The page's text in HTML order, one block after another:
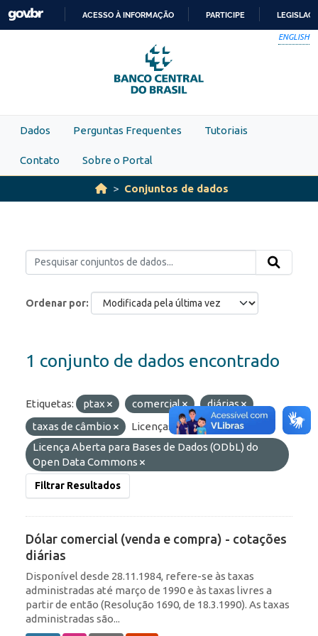
Skip to main content
PARA
O
CONTEÚDO
ACESSO À INFORMAÇÃO PARTICIPE
ENGLISH
Dados Perguntas Frequentes Tutoriais
Contato Sobre o Portal
Conjuntos de dados
Ordenar por
1 conjunto de dados encontrado
Etiquetas: ptax comercial
diárias
taxas de câmbio
Licenças:
Licença Aberta para Bases de Dados (ODbL) do
Open Data Commons
Filtrar Resultados
Dólar comercial (venda e compra) - cotações
diárias
Disponível desde 28.11.1984, refere-se às taxas
administradas até março de 1990 e às taxas livres a
partir de então (Resolução 1690, de 18.3.1990). As taxas
administradas são...